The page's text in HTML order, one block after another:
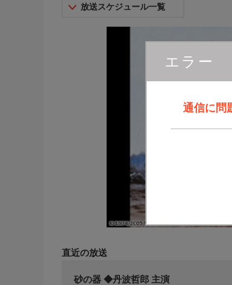
エラー
通信に問
放送スケジュール一覧
直近の放送
砂の器 ◆丹波哲郎 主演